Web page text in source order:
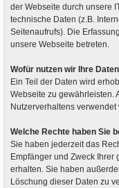
der Webseite durch unsere
technische Daten (z.B.
Seitenaufrufs). Die
unsere Webseite betreten.
Wofür nutzen wir Ihre
Ein Teil der Daten wird
Webseite zu gewährleisten.
Nutzerverhaltens verwendet
Welche Rechte haben Sie
Sie haben jederzeit das
Empfänger und Zweck
erhalten. Sie haben
Löschung dieser Daten zu